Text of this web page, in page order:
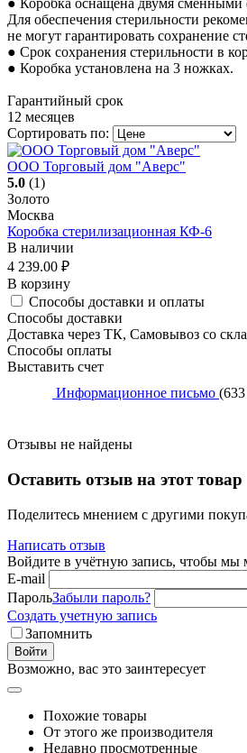
● Коробка оснащена двумя сменными
Для обеспечения стерильности
не могут гарантировать сохранение
● Срок сохранения стерильности в
● Коробка установлена на 3 ножках.
Гарантийный срок
12 месяцев
Сортировать по:
ООО Торговый дом "Аверс"
5.0 (1)
Золото
Москва
Коробка стерилизационная КФ-6
В наличии
4 239.00 ₽
В корзину
Способы доставки и оплаты
Способы доставки
Доставка через ТК, Самовывоз со
Способы оплаты
Выставить счет
Информационное письмо
Отзывы не найдены
Оставить отзыв на этот товар
Поделитесь мнением с другими
Написать отзыв
Войдите в учётную запись, чтобы мы
E-mail
ПарольЗабыли пароль?
Создать учетную запись
Запомнить
Войти
Возможно, вас это заинтересует
Похожие товары
От этого же производителя
Недавно просмотренные